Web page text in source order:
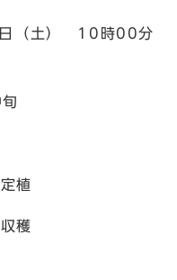
（土） 10時00分
植
穫